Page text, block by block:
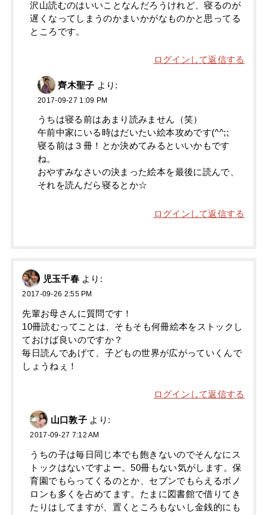
沢山読むのはいいことなんだろうけれど、寝るのが
遅くなってしまうのかまいかがなものかと思ってる
ところです。
ログインして返信する
齊木聖子 より:
2017-09-27 1:09 PM
うちは寝る前はあまり読みません（笑）
午前中家にいる時はだいたい絵本攻めです(^^;;
寝る前は３冊！とか決めてみるといいかもです
ね。
おやすみなさいの決まった絵本を最後に読んで、
それを読んだら寝るとか☆
ログインして返信する
児玉千春 より:
2017-09-26 2:55 PM
先輩お母さんに質問です！
10冊読むってことは、そもそも何冊絵本をストックし
ておけば良いのですか？
毎日読んであげて、子どもの世界が広がっていくんで
しょうねぇ！
ログインして返信する
山口敦子 より:
2017-09-27 7:12 AM
うちの子は毎日同じ本でも飽きないのでそんなにス
トックはないですよー。50冊もない気がします。保
育園でもらってくるのとか、セブンでもらえるボノ
ロンも多くを占めてます。たまに図書館で借りてき
たりはしてますが、置くところもないし金銭的にも